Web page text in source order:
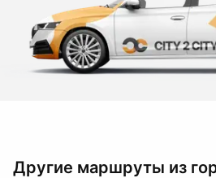
Другие маршруты из